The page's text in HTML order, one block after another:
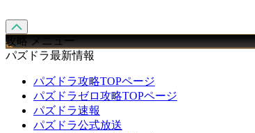
攻略 メニュー
パズドラ最新情報
パズドラ攻略TOPページ
パズドラゼロ攻略TOPページ
パズドラ速報
パズドラ公式放送